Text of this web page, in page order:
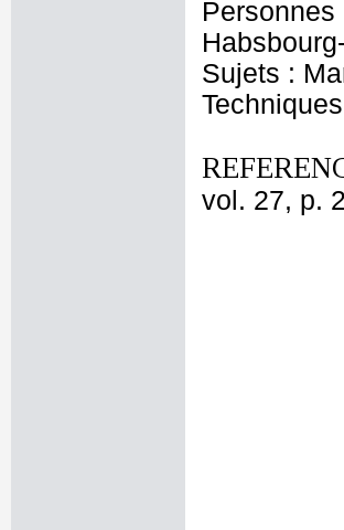
Sujets :
vol. 27, p.